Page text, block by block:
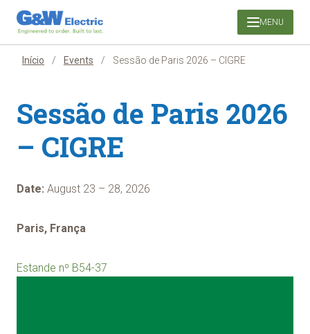
Pular
para
o
conteúdo
MENU
Início / Events / Sessão de Paris 2026 – CIGRE
Sessão de Paris 2026
– CIGRE
Date: August 23 – 28, 2026
Paris, França
Estande nº B54-37